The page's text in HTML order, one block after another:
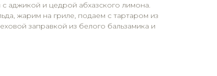
аджикой и цедрой абхазского лимона.
жарим на гриле, подаем с тартаром из
заправкой из белого бальзамика и